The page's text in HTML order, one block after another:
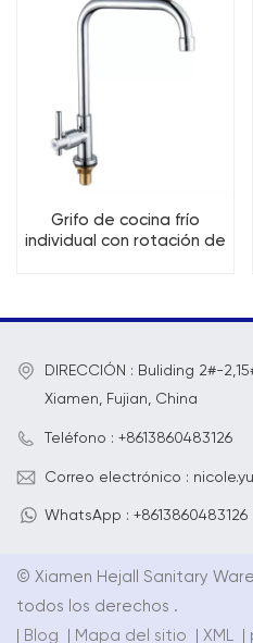
Grifo de cocina frío
individual con rotación de
DIRECCIÓN : Buliding 2#-
Xiamen, Fujian, China
Teléfono : +8613860483126
Correo electrónico :
WhatsApp : +8613860483126
© Xiamen Hejall Sanitary
todos los derechos .
Blog Mapa del sitio XML